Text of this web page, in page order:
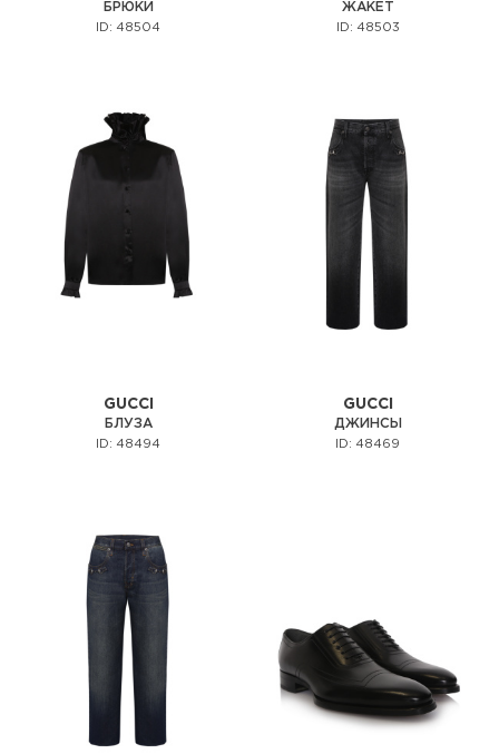
БРЮКИ
ID: 48504
ЖАКЕТ
ID: 48503
GUCCI
БЛУЗА
ID: 48494
GUCCI
ДЖИНСЫ
ID: 48469